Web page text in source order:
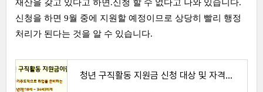
재산을 갖고 있다고 하면.신청 할 수 없다고 나와 있습니다.
신청을 하면 9월 중에 지원할 예정이므로 상당히 빨리 행정
처리가 된다는 것을 알 수 있습니다.
청년 구직활동 지원금 신청 대상 및 자격은? '사용처'